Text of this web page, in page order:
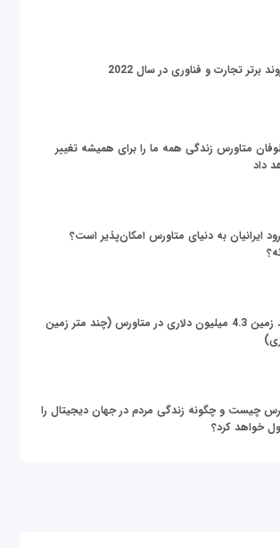
متاورس زندگی همه ما را برای همیشه تغییر
داد
ایرانیان به دنیای متاورس امکان‌پذیر است؟
خرید زمین 4.3 میلیون دلاری در متاورس (چند متر زمین
چیست و چگونه زندگی مردم در جهان دیجیتال را
خواهد کرد؟